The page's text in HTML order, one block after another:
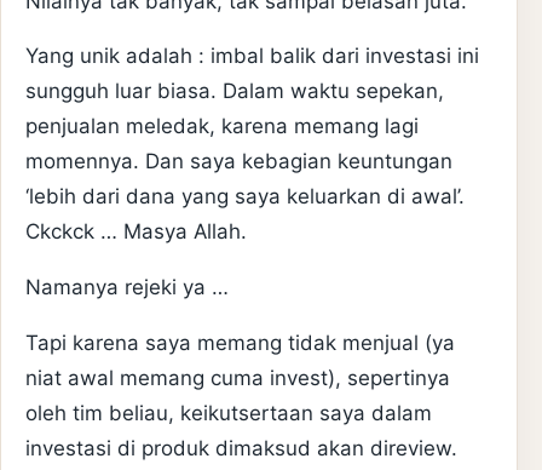
Yang unik adalah : imbal balik dari investasi ini
sungguh luar biasa. Dalam waktu sepekan,
penjualan meledak, karena memang lagi
momennya. Dan saya kebagian keuntungan
‘lebih dari dana yang saya keluarkan di awal’.
Ckckck … Masya Allah.
Namanya rejeki ya …
Tapi karena saya memang tidak menjual (ya
niat awal memang cuma invest), sepertinya
oleh tim beliau, keikutsertaan saya dalam
investasi di produk dimaksud akan direview.